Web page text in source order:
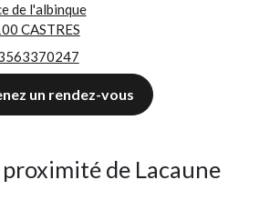
de l'albinque
CASTRES
un rendez-vous
de Lacaune